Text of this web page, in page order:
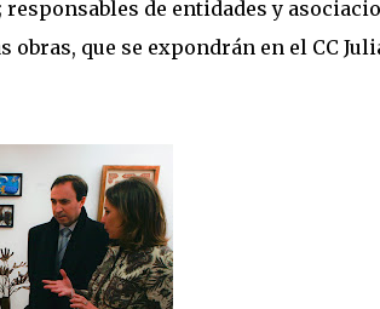
responsables de entidades y
que se expondrán en el CC